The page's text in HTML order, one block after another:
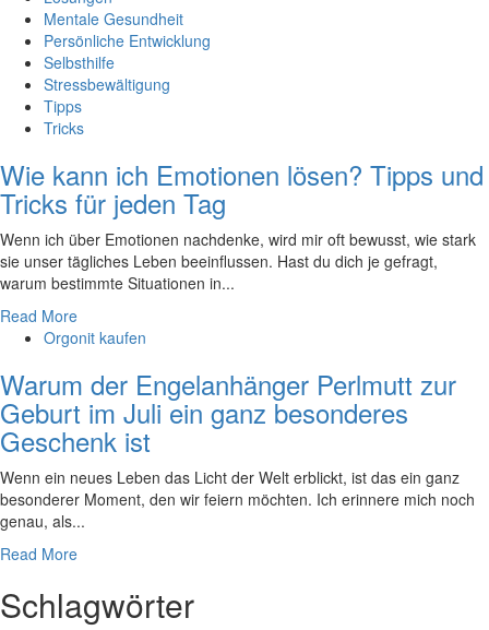
Mentale Gesundheit
Persönliche Entwicklung
Selbsthilfe
Stressbewältigung
Tipps
Tricks
Wie kann ich Emotionen lösen? Tipps und
Tricks für jeden Tag
Wenn ich über Emotionen nachdenke, wird mir oft bewusst, wie stark
‍sie ⁤unser ⁢tägliches Leben beeinflussen. Hast du dich je gefragt,
warum bestimmte ‌Situationen in...
Read More
Orgonit kaufen
Warum der Engelanhänger Perlmutt zur
Geburt im Juli ein ganz besonderes
Geschenk ist
Wenn ein neues Leben das Licht der Welt erblickt, ist das ein ganz
besonderer Moment, den wir feiern möchten. Ich erinnere mich noch
genau, als...
Read More
Schlagwörter